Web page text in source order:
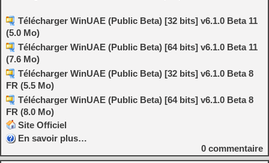
Télécharger WinUAE (Public Beta) [32 bits] v6.1.0 Beta 11
(5.0 Mo)
Télécharger WinUAE (Public Beta) [64 bits] v6.1.0 Beta 11
(7.6 Mo)
Télécharger WinUAE (Public Beta) [32 bits] v6.1.0 Beta 8
FR (5.5 Mo)
Télécharger WinUAE (Public Beta) [64 bits] v6.1.0 Beta 8
FR (8.0 Mo)
Site Officiel
En savoir plus…
0 commentaire